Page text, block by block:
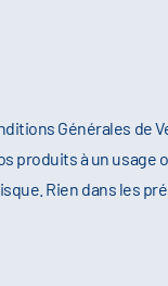
Générales de
produits à un usage
Rien dans les